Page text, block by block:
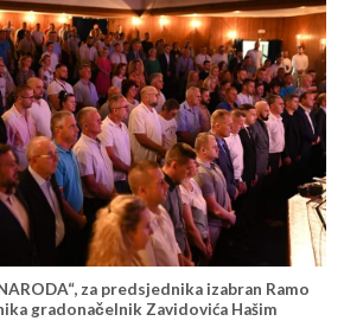
za predsjednika izabran Ramo
gradonačelnik Zavidovića Hašim